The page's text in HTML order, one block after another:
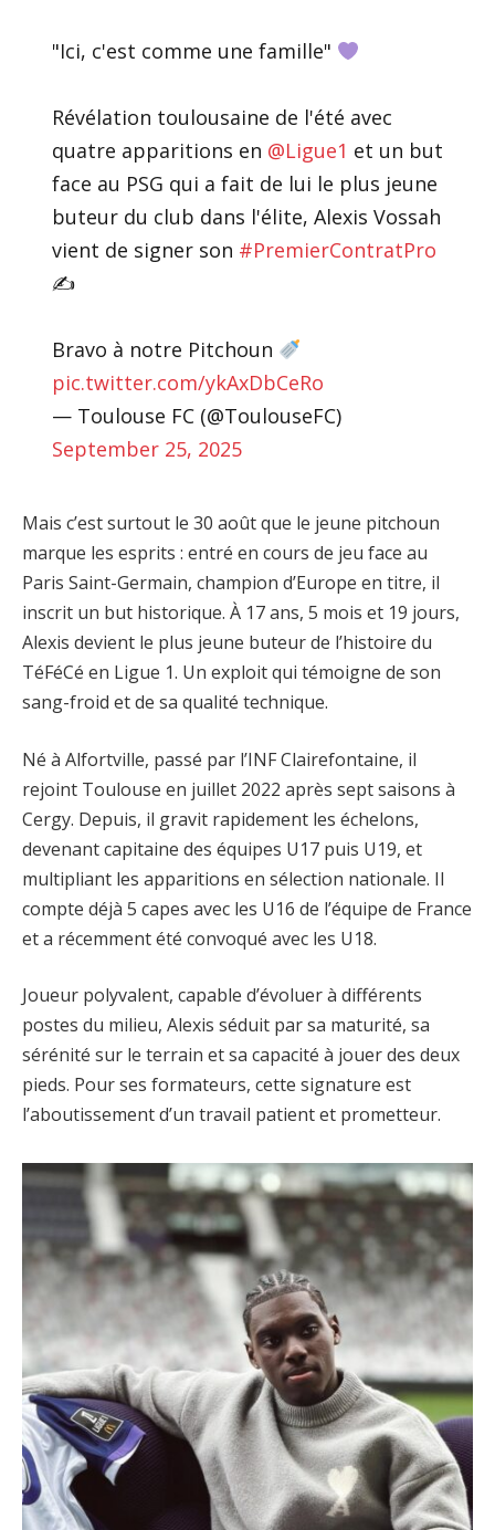
"Ici, c'est comme une famille"
Révélation toulousaine de l'été avec
quatre apparitions en @Ligue1 et un but
face au PSG qui a fait de lui le plus jeune
buteur du club dans l'élite, Alexis Vossah
vient de signer son #PremierContratPro
✍️
Bravo à notre Pitchoun
pic.twitter.com/ykAxDbCeRo
— Toulouse FC (@ToulouseFC)
September 25, 2025
Mais c’est surtout le 30 août que le jeune pitchoun
marque les esprits : entré en cours de jeu face au
Paris Saint-Germain, champion d’Europe en titre, il
inscrit un but historique. À 17 ans, 5 mois et 19 jours,
Alexis devient le plus jeune buteur de l’histoire du
TéFéCé en Ligue 1. Un exploit qui témoigne de son
sang-froid et de sa qualité technique.
Né à Alfortville, passé par l’INF Clairefontaine, il
rejoint Toulouse en juillet 2022 après sept saisons à
Cergy. Depuis, il gravit rapidement les échelons,
devenant capitaine des équipes U17 puis U19, et
multipliant les apparitions en sélection nationale. Il
compte déjà 5 capes avec les U16 de l’équipe de France
et a récemment été convoqué avec les U18.
Joueur polyvalent, capable d’évoluer à différents
postes du milieu, Alexis séduit par sa maturité, sa
sérénité sur le terrain et sa capacité à jouer des deux
pieds. Pour ses formateurs, cette signature est
l’aboutissement d’un travail patient et prometteur.